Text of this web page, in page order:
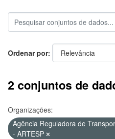
Ordenar por
2 conjuntos de
Organizações:
Agência Reguladora de
- ARTESP